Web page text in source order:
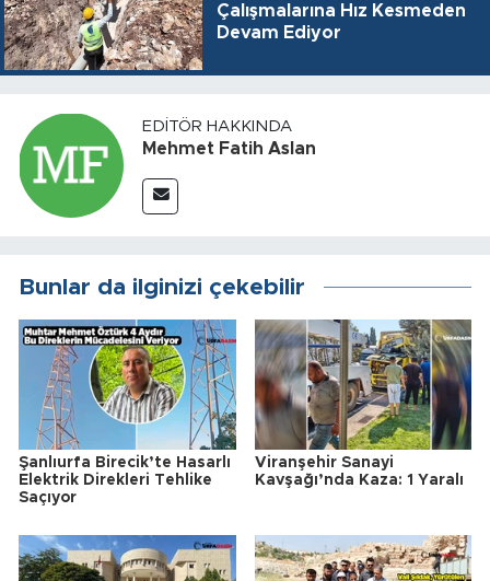
Çalışmalarına Hız Kesmeden
Devam Ediyor
EDITÖR HAKKINDA
Mehmet Fatih Aslan
Bunlar da ilginizi çekebilir
Şanlıurfa Birecik’te Hasarlı
Elektrik Direkleri Tehlike
Saçıyor
Viranşehir Sanayi
Kavşağı’nda Kaza: 1 Yaralı